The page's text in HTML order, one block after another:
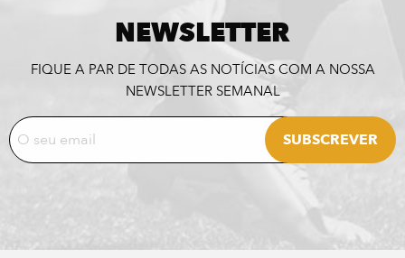
NEWSLETTER
FIQUE A PAR DE TODAS AS NOTÍCIAS COM A NOSSA
NEWSLETTER SEMANAL